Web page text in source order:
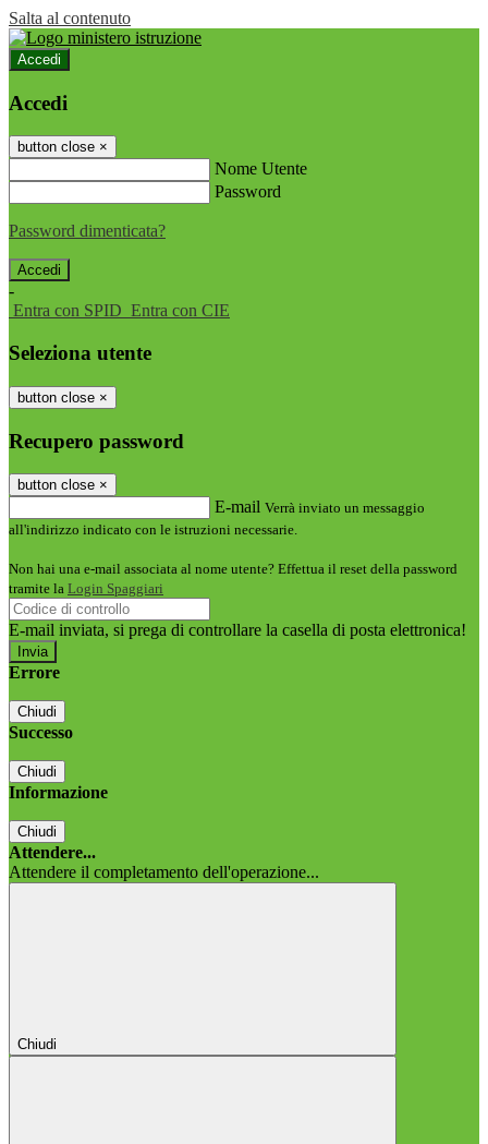
Salta al contenuto
Accedi
Accedi
button close ×
Nome Utente
Password
Password dimenticata?
-
Entra con SPID Entra con CIE
Seleziona utente
button close ×
Recupero password
button close ×
E-mail Verrà inviato un messaggio
all'indirizzo indicato con le istruzioni necessarie.
Non hai una e-mail associata al nome utente? Effettua il reset della password
tramite la Login Spaggiari
E-mail inviata, si prega di controllare la casella di posta elettronica!
Errore
Chiudi
Successo
Chiudi
Informazione
Chiudi
Attendere...
Attendere il completamento dell'operazione...
Chiudi